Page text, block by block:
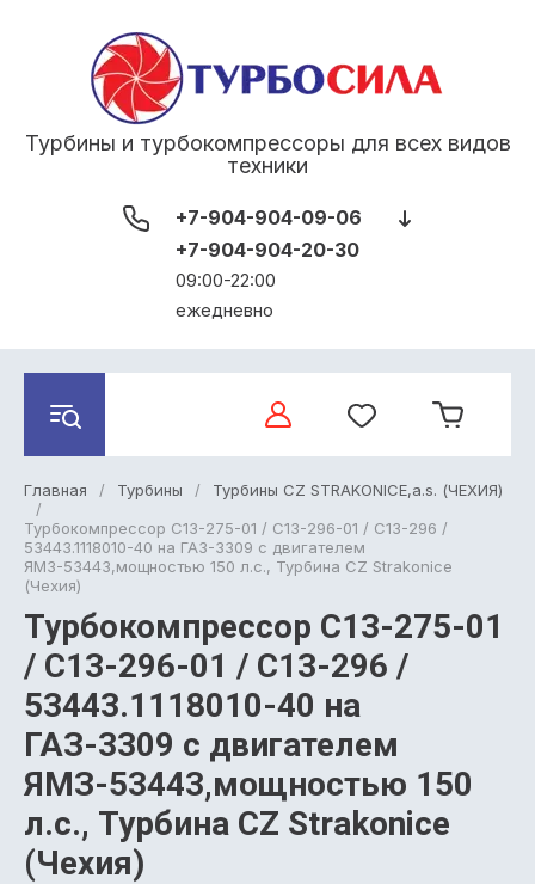
Турбины и турбокомпрессоры для всех видов
техники
+7-904-904-09-06
+7-904-904-20-30
09:00-22:00
ежедневно
Главная / Турбины /
Турбины CZ STRAKONICE,a.s. (ЧЕХИЯ)
/
Турбокомпрессор C13-275-01 / C13-296-01 / C13-296 /
53443.1118010-40 на ГАЗ-3309 с двигателем
ЯМЗ-53443,мощностью 150 л.с., Турбина CZ Strakonice
(Чехия)
Турбокомпрессор C13-275-01
/ C13-296-01 / C13-296 /
53443.1118010-40 на
ГАЗ-3309 с двигателем
ЯМЗ-53443,мощностью 150
л.с., Турбина CZ Strakonice
(Чехия)